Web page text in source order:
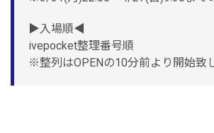
▶︎入場順◀︎
ivepocket整理番号順
※整列はOPENの10分前より開始致し